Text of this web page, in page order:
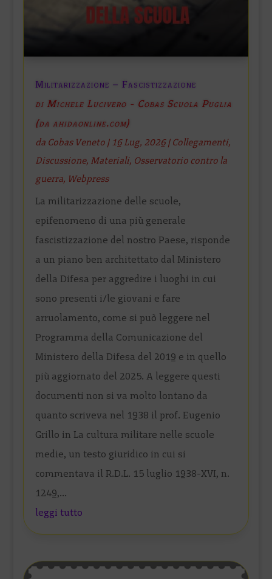
Militarizzazione – Fascistizzazione
di Michele Lucivero - Cobas Scuola Puglia
(da ahidaonline.com)
da Cobas Veneto | 16 Lug, 2026| Collegamenti,
Discussione, Materiali, Osservatorio contro la
guerra, Webpress
La militarizzazione delle scuole,
epifenomeno di una più generale
fascistizzazione del nostro Paese, risponde
a un piano ben architettato dal Ministero
della Difesa per aggredire i luoghi in cui
sono presenti i/le giovani e fare
arruolamento, come si può leggere nel
Programma della Comunicazione del
Ministero della Difesa del 2019 e in quello
più aggiornato del 2025. A leggere questi
documenti non si va molto lontano da
quanto scriveva nel 1938 il prof. Eugenio
Grillo in La cultura militare nelle scuole
medie, un testo giuridico in cui si
commentava il R.D.L. 15 luglio 1938-XVI, n.
1249,...
leggi tutto